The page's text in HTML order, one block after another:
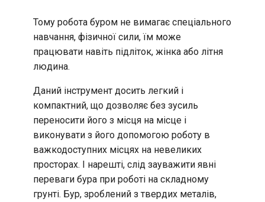
Тому робота буром не вимагає спеціального
навчання, фізичної сили, їм може
працювати навіть підліток, жінка або літня
людина.
Даний інструмент досить легкий і
компактний, що дозволяє без зусиль
переносити його з місця на місце і
виконувати з його допомогою роботу в
важкодоступних місцях на невеликих
просторах. І нарешті, слід зауважити явні
переваги бура при роботі на складному
грунті. Бур, зроблений з твердих металів,